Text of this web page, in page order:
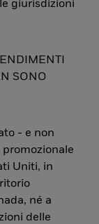
giurisdizioni
SONO
- e non
promozionale
Uniti, in
né a
delle